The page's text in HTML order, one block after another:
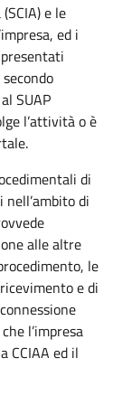
e le
ed i
SUAP
l’attività o è
di
di
alle altre
le
e di
l’impresa
CCIAA ed il